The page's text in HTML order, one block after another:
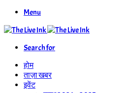
Menu
Search for
होम
ताज़ा खबर
इवेंट